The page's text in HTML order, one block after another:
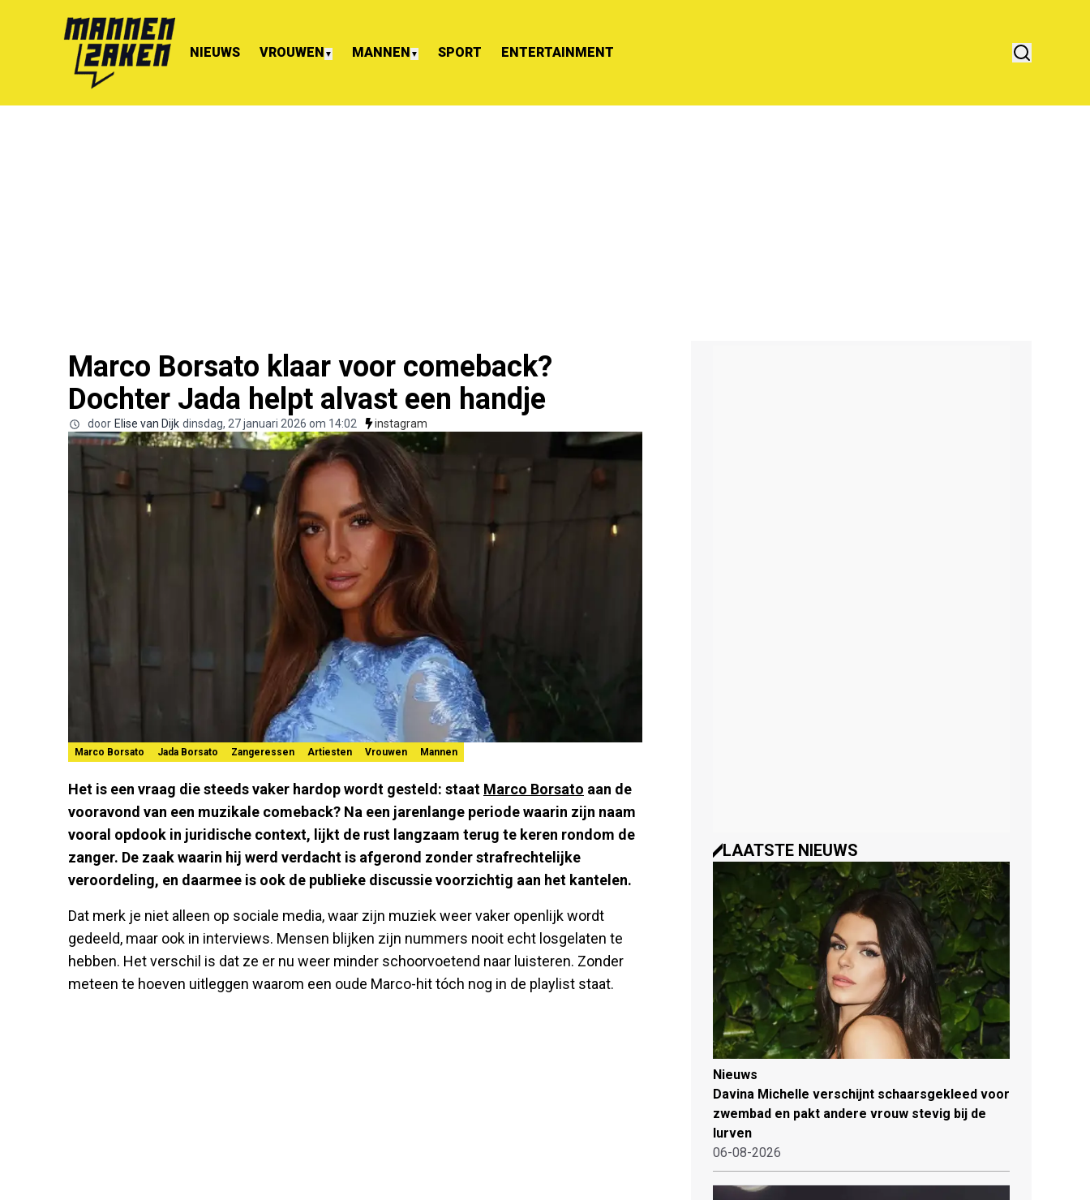
NIEUWS VROUWEN ▼ MANNEN ▼ SPORT ENTERTAINMENT
Marco Borsato klaar voor comeback?
Dochter Jada helpt alvast een handje
door Elise van Dijk dinsdag, 27 januari 2026 om 14:02 instagram
Marco Borsato Jada Borsato Zangeressen Artiesten Vrouwen Mannen
Het is een vraag die steeds vaker hardop wordt gesteld: staat Marco Borsato aan de
vooravond van een muzikale comeback? Na een jarenlange periode waarin zijn naam
vooral opdook in juridische context, lijkt de rust langzaam terug te keren rondom de
zanger. De zaak waarin hij werd verdacht is afgerond zonder strafrechtelijke
veroordeling, en daarmee is ook de publieke discussie voorzichtig aan het kantelen.
Dat merk je niet alleen op sociale media, waar zijn muziek weer vaker openlijk wordt
gedeeld, maar ook in interviews. Mensen blijken zijn nummers nooit echt losgelaten te
hebben. Het verschil is dat ze er nu weer minder schoorvoetend naar luisteren. Zonder
meteen te hoeven uitleggen waarom een oude Marco-hit tóch nog in de playlist staat.
LAATSTE NIEUWS
Nieuws
Davina Michelle verschijnt schaarsgekleed voor
zwembad en pakt andere vrouw stevig bij de
lurven
06-08-2026